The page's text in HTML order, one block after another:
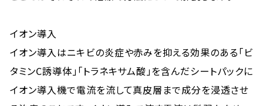
イオン導入
イオン導入はニキビの炎症や赤みを抑える効果のある「ビ
タミンC誘導体」「トラネキサム酸」を含んだシートパックに
イオン導入機で電流を流して真皮層まで成分を浸透させ